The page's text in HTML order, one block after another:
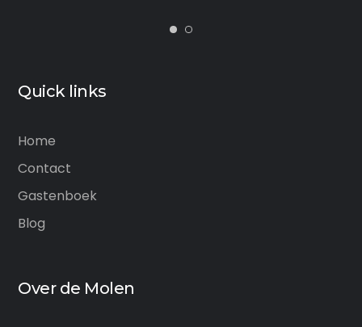
Quick links
Home
Contact
Gastenboek
Blog
Over de Molen